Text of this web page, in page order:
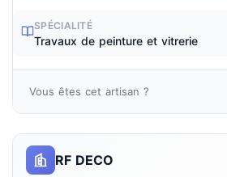
SPÉCIALITÉ
Travaux de peinture et vitrerie
Vous êtes cet artisan ?
RF DECO